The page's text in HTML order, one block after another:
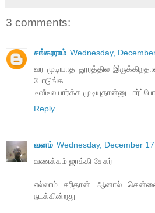
3 comments:
சங்கரராம் Wednesday,
வர முடியாத தூரத்தில
போடுங்க
டீவீடீல பார்க்க முடியுதான்னு
Reply
வனம் Wednesday, December
வணக்கம் ஜாக்கி சேகர்
எல்லாம் சரிதான் ஆனால்
நடக்கின்றது